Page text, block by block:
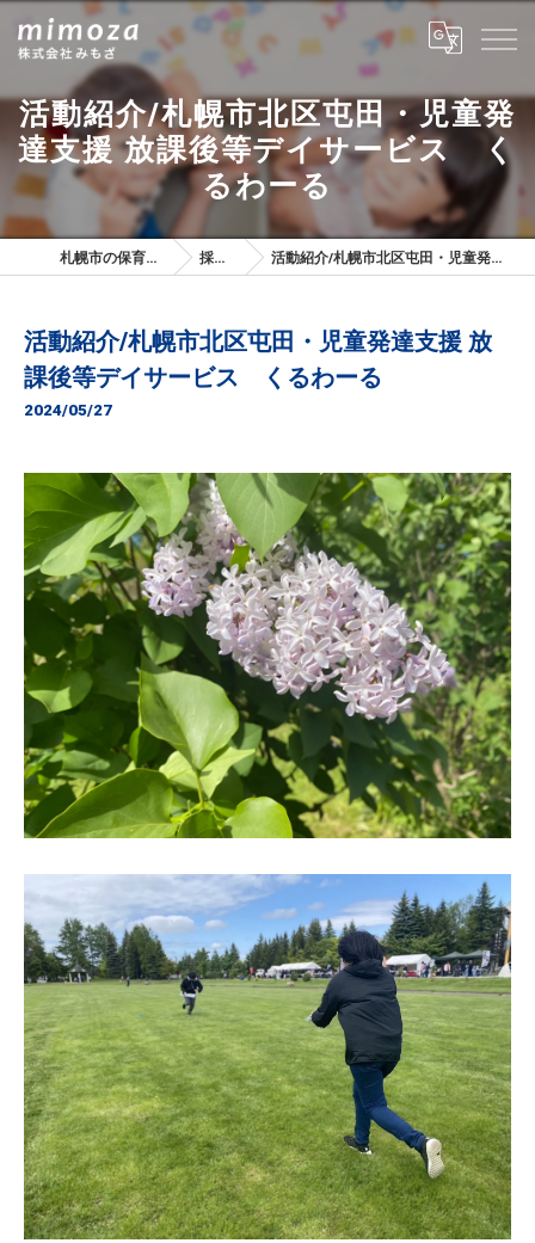
活動紹介/札幌市北区屯田・児童発
達支援 放課後等デイサービス く
るわーる
札幌市の保育士は株式会社みもざ 採用ブログ 活動紹介/札幌市北区屯田・児童発達支援 放課後等デイサービス くるわーる
活動紹介/札幌市北区屯田・児童発達支援 放
課後等デイサービス くるわーる
2024/05/27